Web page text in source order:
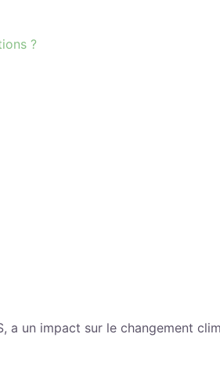
?
a un impact sur le changement